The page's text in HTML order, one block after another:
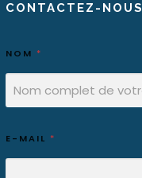
CONTACTEZ-NOUS
NOM *
N
U
E-MAIL *